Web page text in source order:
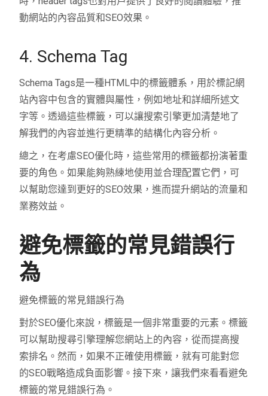
動網站的內容品質和SEO效果。
4. Schema Tag
Schema Tags是一種HTML中的標籤體系，用於標記網
站內容中包含的實體與屬性，例如地址和詳細所述文
字等。透過這些標籤，可以讓搜索引擎更加清楚地了
解我們的內容並進行更精準的結構化內容分析。
總之，在考慮SEO優化時，這些常用的標籤都扮演著重
要的角色。如果能夠熟練地使用並合理配置它們，可
以幫助您達到更好的SEO效果，進而提升網站的流量和
業務效益。
避免標籤的常見錯誤行
為
避免標籤的常見錯誤行為
對於SEO優化來說，標籤是一個非常重要的元素。標籤
可以幫助搜尋引擎理解您網站上的內容，從而提高搜
索排名。然而，如果不正確使用標籤，就有可能對您
的SEO戰略造成負面影響。接下來，讓我們來看看避免
標籤的常見錯誤行為。